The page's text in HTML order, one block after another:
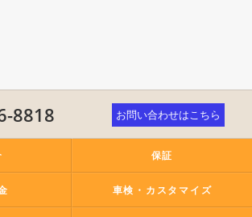
8818 お問い合わせはこちら
保証
車検・カスタマイズ